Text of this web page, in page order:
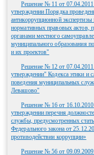
Решение № 11 от
утверждении Порядка
антикоррупционной
нормативных правовых актов,
органами местного
муниципального образования
и их проектов"
Решение № 12 от
утверждении" Кодекса этики и
поведения муниципальных
Левашово"
Решение № 16 от
утверждении перечня
службы, предусмотренных
Федерального закона от
противодействии коррупции»
Решение № 56 от